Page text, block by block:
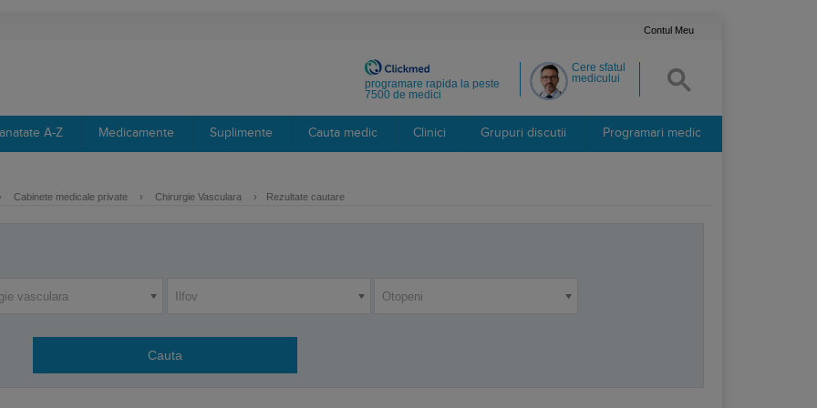
Contul Meu
Cere sfatul
medicului
programare rapida la peste
7500 de medici
A-Z Medicamente Suplimente Cauta medic Clinici Grupuri discutii Programari medic
Cabinete medicale private › Chirurgie Vasculara › Rezultate cautare
vasculara Ilfov Otopeni